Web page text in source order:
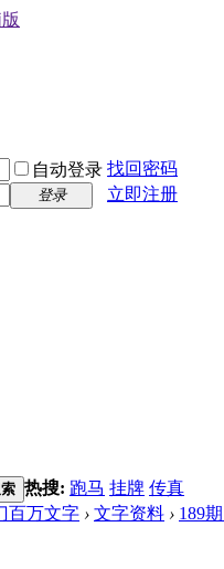
自动登录 找回密码
登录
立即注册
热搜: 跑马 挂牌 传真
百万文字 › 文字资料 › 189